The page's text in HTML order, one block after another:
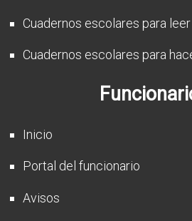
Cuadernos escolares para
Cuadernos escolares para
Inicio
Portal del funcionario
Avisos